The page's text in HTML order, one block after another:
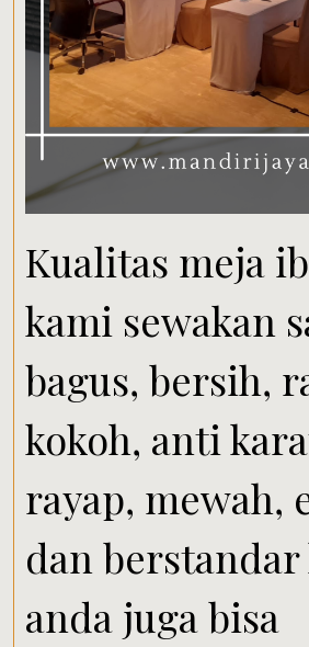
Kualitas meja
kami sewakan
bagus, bersih,
kokoh, anti
rayap, mewah,
dan
anda juga bisa